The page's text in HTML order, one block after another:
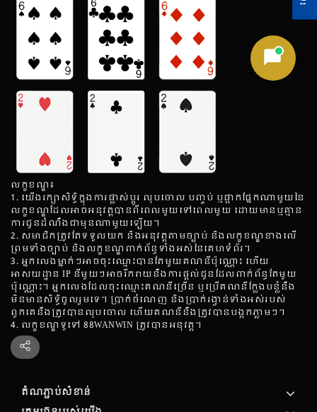
លក្ខខណ្ឌ៖
1. យើងរក្សាសិទ្ធិក្នុងការផ្លាស់ប្តូរ លុបចោល បញ្ចប់ ឬផ្អាកផ្នែកណាមួយនៃ
លក្ខខណ្ឌដែលអាចអនុវត្តបានពីពេលមួយទៅពេលមួយ ដោយមានឬគ្មាន
ការជូនដំណឹងជាមុនណាមួយឡើយ។
2. សមាជិកត្រូវតែទទួលយក និងអនុវត្តតាមច្បាប់ និងលក្ខខណ្ឌខាងលើ
ព្រមទាំងច្បាប់ និងលក្ខខណ្ឌពាក់ព័ន្ធទាំងអស់នៃគេហទំព័រ។
3. អ្នកលេងម្នាក់ៗអាចចុះឈ្មោះបានតែមួយគណនីប៉ុណ្ណោះ ហើយ
អាសយដ្ឋាន IP នីមួយៗអាចរីករាយនឹងការផ្តល់ជូនដែលពាក់ព័ន្ធតែមួយ
ប៉ុណ្ណោះ។ អ្នកលេងដែលចុះឈ្មោះគណនីច្រើន ឬប្រើគណនីក្លែងបន្លំនឹង
មិនមានសិទ្ធិចូលរួមទេ។ ប្រាក់ចំណេញ និងប្រាក់រង្វាន់ទាំងអស់របស់
ពួកគេនឹងត្រូវបានលុបចោល ហើយគណនីនឹងត្រូវបានបង្កកភ្លាមៗ។
4. លក្ខខណ្ឌទូទៅ 88WANWIN ត្រូវបានអនុវត្ត។
តំណភ្ជាប់សំខាន់